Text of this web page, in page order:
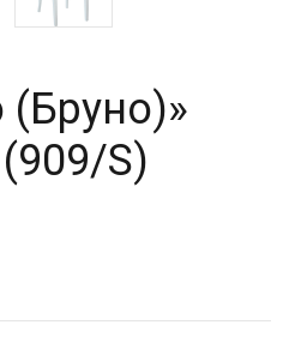
(Бруно)»
S)